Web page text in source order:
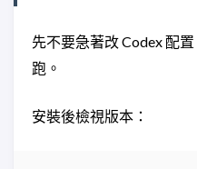
先不要急著改 Codex 配
跑。
安裝後檢視版本：